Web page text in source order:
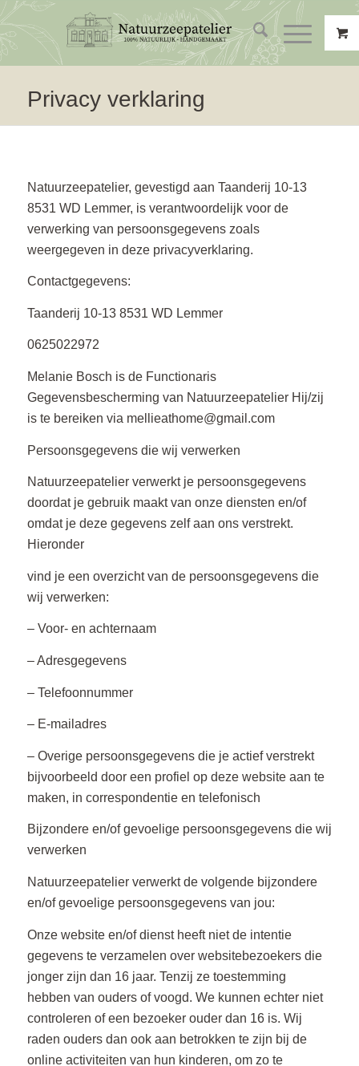
Privacy verklaring
Natuurzeepatelier, gevestigd aan Taanderij 10-13
8531 WD Lemmer, is verantwoordelijk voor de
verwerking van persoonsgegevens zoals
weergegeven in deze privacyverklaring.
Contactgegevens:
Taanderij 10-13 8531 WD Lemmer
0625022972
Melanie Bosch is de Functionaris
Gegevensbescherming van Natuurzeepatelier Hij/zij
is te bereiken via mellieathome@gmail.com
Persoonsgegevens die wij verwerken
Natuurzeepatelier verwerkt je persoonsgegevens
doordat je gebruik maakt van onze diensten en/of
omdat je deze gegevens zelf aan ons verstrekt.
Hieronder
vind je een overzicht van de persoonsgegevens die
wij verwerken:
– Voor- en achternaam
– Adresgegevens
– Telefoonnummer
– E-mailadres
– Overige persoonsgegevens die je actief verstrekt
bijvoorbeeld door een profiel op deze website aan te
maken, in correspondentie en telefonisch
Bijzondere en/of gevoelige persoonsgegevens die wij
verwerken
Natuurzeepatelier verwerkt de volgende bijzondere
en/of gevoelige persoonsgegevens van jou:
Onze website en/of dienst heeft niet de intentie
gegevens te verzamelen over websitebezoekers die
jonger zijn dan 16 jaar. Tenzij ze toestemming
hebben van ouders of voogd. We kunnen echter niet
controleren of een bezoeker ouder dan 16 is. Wij
raden ouders dan ook aan betrokken te zijn bij de
online activiteiten van hun kinderen, om zo te